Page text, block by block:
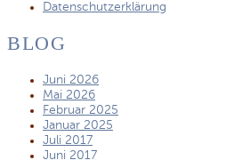
Datenschutzerklärung
BLOG
Juni 2026
Mai 2026
Februar 2025
Januar 2025
Juli 2017
Juni 2017